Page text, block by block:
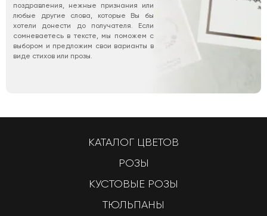
поздравления, нежные признания или
любые другие слова, которые Вы бы
хотели донести до получателя. Если
сомневаетесь в тексте, мы поможем с
выбором и предложим свои варианты в
виде стихов или прозы.
КАТАЛОГ ЦВЕТОВ
РОЗЫ
КУСТОВЫЕ РОЗЫ
ТЮЛЬПАНЫ